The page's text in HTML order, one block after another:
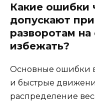
Какие ошибки
допускают
разворотам на
избежать?
Основные ошибки
и быстрые
распределение